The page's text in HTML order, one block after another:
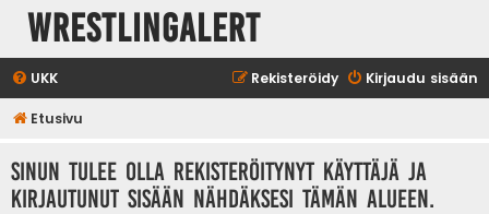
WrestlingAlert
UKK Kirjaudu sisään
Rekisteröidy
Etusivu
Sinun tulee olla rekisteröitynyt käyttäjä ja
kirjautunut sisään nähdäksesi tämän alueen.